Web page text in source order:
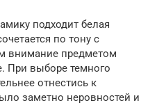
подходит белая
по тону с
внимание предметом
При выборе темного
отнестись к
заметно неровностей и